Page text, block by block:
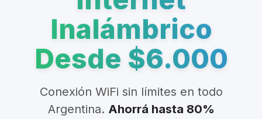
Inalámbrico
Desde $6.000
Conexión WiFi sin límites en todo
Argentina. Ahorrá hasta 80%